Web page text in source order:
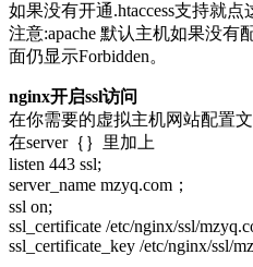
如果没有开通.htaccess支持就点
注意:apache 默认主机如果没有
面仍显示Forbidden。
nginx开启ssl访问
在你需要的虚拟主机网站配置
在server｛｝里加上
listen 443 ssl;
server_name mzyq.com；
ssl on;
ssl_certificate /etc/nginx/ssl/
ssl_certificate_key /etc/nginx/ssl/